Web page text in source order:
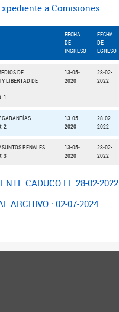
a Comisiones
FECHA
DE
INGRESO
FECHA
DE
EGRESO
DE
Y LIBERTAD DE
1
13-05-
2020
28-02-
2022
GARANTÍAS
2
13-05-
2020
28-02-
2022
PENALES
3
13-05-
2020
28-02-
2022
CADUCO EL 28-02-2022
ARCHIVO : 02-07-2024